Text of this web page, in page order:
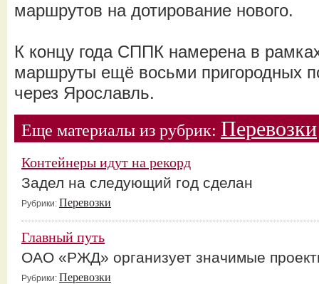
маршрутов на дотирование нового.
К концу года СППК намерена в
маршруты ещё восьми пригородных
через Ярославль.
Еще материалы из рубрик: Перевозки
Контейнеры идут на рекорд
Задел на следующий год сделан
Рубрики: Перевозки
Главный путь
ОАО «РЖД» организует значимые
Рубрики: Перевозки